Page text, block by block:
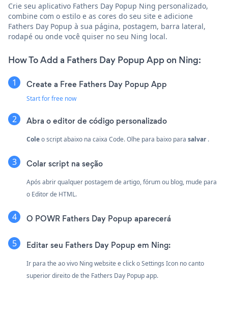
Crie seu aplicativo Fathers Day Popup Ning personalizado,
combine com o estilo e as cores do seu site e adicione
Fathers Day Popup à sua página, postagem, barra lateral,
rodapé ou onde você quiser no seu Ning local.
How To Add a Fathers Day Popup App on Ning:
Create a Free Fathers Day Popup App
Start for free now
Abra o editor de código personalizado
Coleo script abaixo na caixa Code. Olhe para baixo para salvar.
Colar script na seção
Após abrir qualquer postagem de artigo, fórum ou blog, mude para
o Editor de HTML.
O POWR Fathers Day Popup aparecerá
Editar seu Fathers Day Popup em Ning:
Ir para the ao vivo Ning website e click o Settings Icon no canto
superior direito de the Fathers Day Popup app.